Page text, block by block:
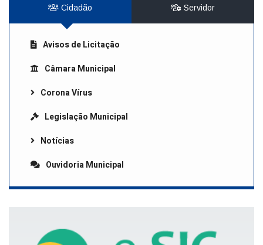
Cidadão Servidor
Avisos de Licitação
Câmara Municipal
Corona Vírus
Legislação Municipal
Notícias
Ouvidoria Municipal